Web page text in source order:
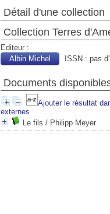
Détail d'une collection
Collection Terres
Editeur :
Albin Michel
ISSN : pas
Documents
Ajouter le résultat
externes
Le fils / Philipp Meyer